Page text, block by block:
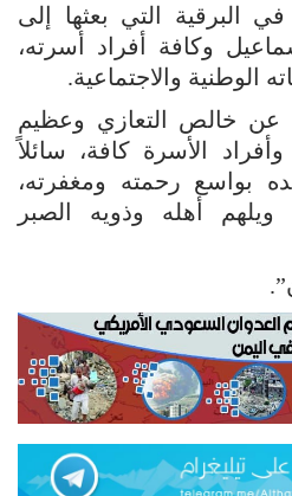
البرقية التي بعثها إلى
وكافة أفراد أسرته،
الوطنية والاجتماعية.
عن خالص التعازي وعظيم
وأفراد الأسرة كافة، سائلاً
بواسع رحمته ومغفرته،
أهله وذويه الصبر